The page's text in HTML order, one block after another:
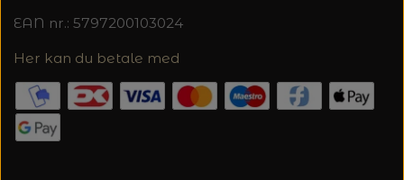
EAN nr.: 5797200103024
Her kan du betale med